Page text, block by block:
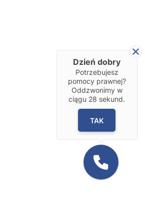
Dzień dobry
Potrzebujesz
pomocy prawnej?
Oddzwonimy w
ciągu 28 sekund.
TAK